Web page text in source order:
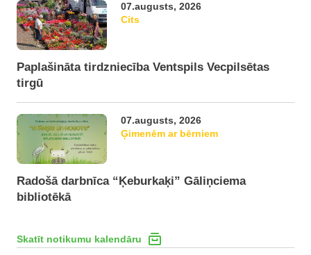
07.augusts, 2026
Cits
Paplašināta tirdzniecība Ventspils Vecpilsētas
tirgū
07.augusts, 2026
Ģimenēm ar bērniem
Radošā darbnīca “Ķeburkaķi” Gāliņciema
bibliotēkā
Skatīt notikumu kalendāru